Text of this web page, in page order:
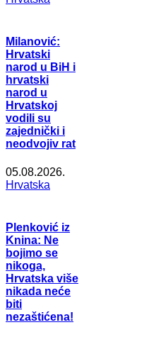
Milanović:
Hrvatski
narod u BiH i
hrvatski
narod u
Hrvatskoj
vodili su
zajednički i
neodvojiv rat
05.08.2026.
Hrvatska
Plenković iz
Knina: Ne
bojimo se
nikoga,
Hrvatska više
nikada neće
biti
nezaštićena!